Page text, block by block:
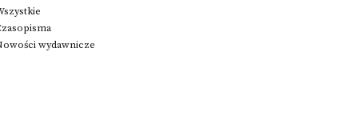
wydawnicze